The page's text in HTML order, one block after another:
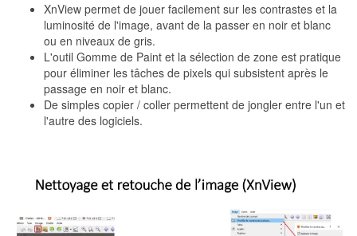
XnView permet de jouer facilement sur les contrastes et la
luminosité de l'image, avant de la passer en noir et blanc
ou en niveaux de gris.
L'outil Gomme de Paint et la sélection de zone est pratique
pour éliminer les tâches de pixels qui subsistent après le
passage en noir et blanc.
De simples copier / coller permettent de jongler entre l'un et
l'autre des logiciels.